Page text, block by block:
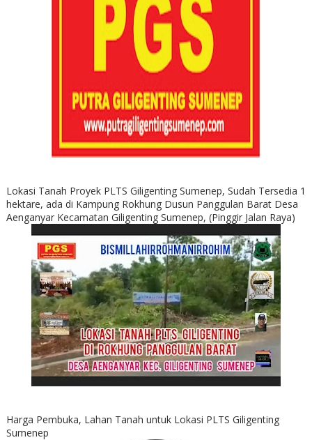
Lokasi Tanah Proyek PLTS Giligenting Sumenep, Sudah Tersedia 1
hektare, ada di Kampung Rokhung Dusun Panggulan Barat Desa
Aenganyar Kecamatan Giligenting Sumenep, (Pinggir Jalan Raya)
Harga Pembuka, Lahan Tanah untuk Lokasi PLTS Giligenting
Sumenep